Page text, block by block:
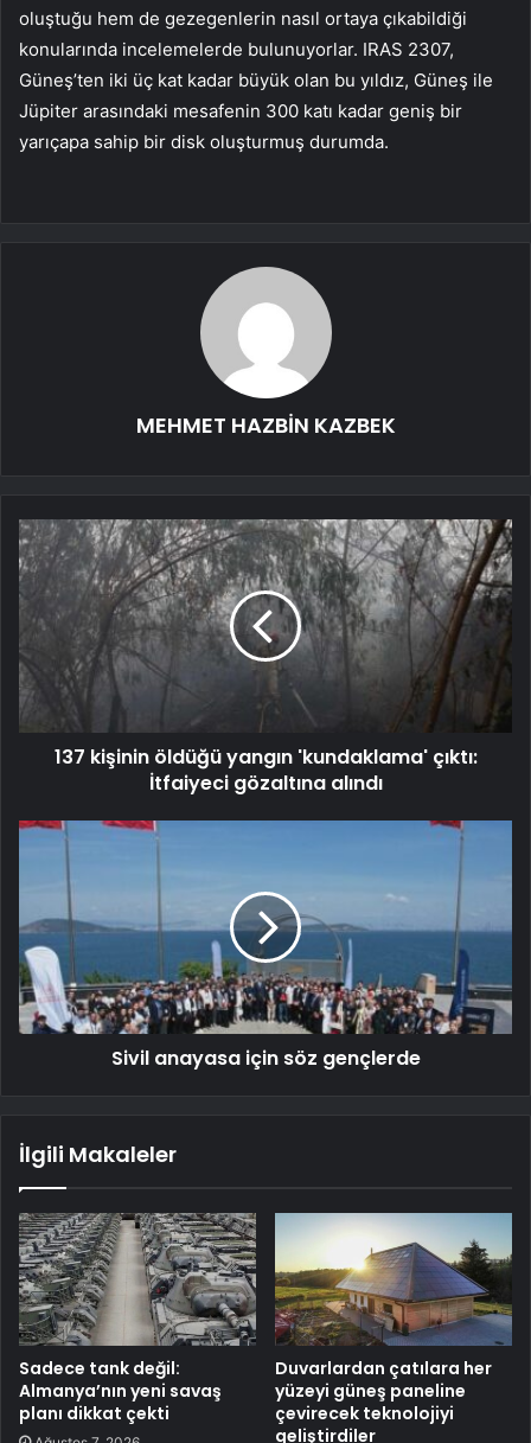
oluştuğu hem de gezegenlerin nasıl ortaya çıkabildiği
konularında incelemelerde bulunuyorlar. IRAS 2307,
Güneş’ten iki üç kat kadar büyük olan bu yıldız, Güneş ile
Jüpiter arasındaki mesafenin 300 katı kadar geniş bir
yarıçapa sahip bir disk oluşturmuş durumda.
MEHMET HAZBİN KAZBEK
137 kişinin öldüğü yangın 'kundaklama' çıktı:
İtfaiyeci gözaltına alındı
Sivil anayasa için söz gençlerde
İlgili Makaleler
Sadece tank değil:
Almanya’nın yeni savaş
planı dikkat çekti
Duvarlardan çatılara her
yüzeyi güneş paneline
çevirecek teknolojiyi
geliştirdiler